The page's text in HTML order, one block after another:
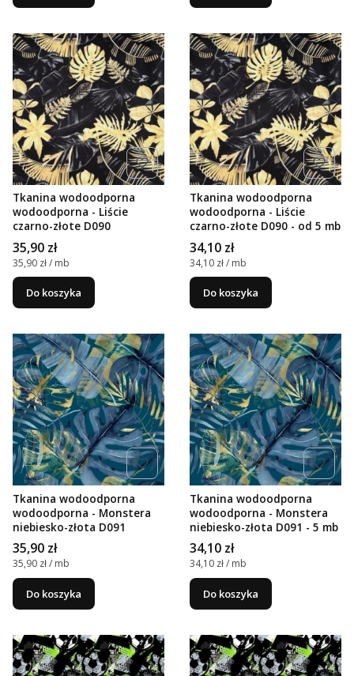
Tkanina wodoodporna
wodoodporna - Liście
czarno-złote D090
Cena
35,90 zł
Cena jednostkowa
35,90 zł / mb
Do koszyka
Tkanina wodoodporna
wodoodporna - Liście
czarno-złote D090 - od 5 mb
Cena
34,10 zł
Cena jednostkowa
34,10 zł / mb
Do koszyka
Tkanina wodoodporna
wodoodporna - Monstera
niebiesko-złota D091
Cena
35,90 zł
Cena jednostkowa
35,90 zł / mb
Do koszyka
Tkanina wodoodporna
wodoodporna - Monstera
niebiesko-złota D091 - 5 mb
Cena
34,10 zł
Cena jednostkowa
34,10 zł / mb
Do koszyka